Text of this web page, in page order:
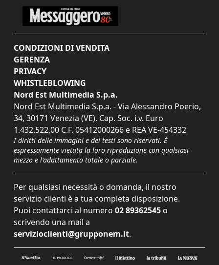
CONDIZIONI DI VENDITA
GERENZA
PRIVACY
WHISTLEBLOWING
Nord Est Multimedia S.p.a.
Nord Est Multimedia S.p.a. - Via Alessandro Poerio,
34, 30171 Venezia (VE). Cap. Soc. i.v. Euro
1.432.522,00 C.F. 05412000266 e REA VE-454332
I diritti delle immagini e dei testi sono riservati. È
espressamente vietata la loro riproduzione con qualsiasi
mezzo e l'adattamento totale o parziale.
Per qualsiasi necessità o domanda, il nostro
servizio clienti è a tua completa disposizione.
Puoi contattarci al numero 02 89362545 o
scrivendo una mail a
servizioclienti@grupponem.it.